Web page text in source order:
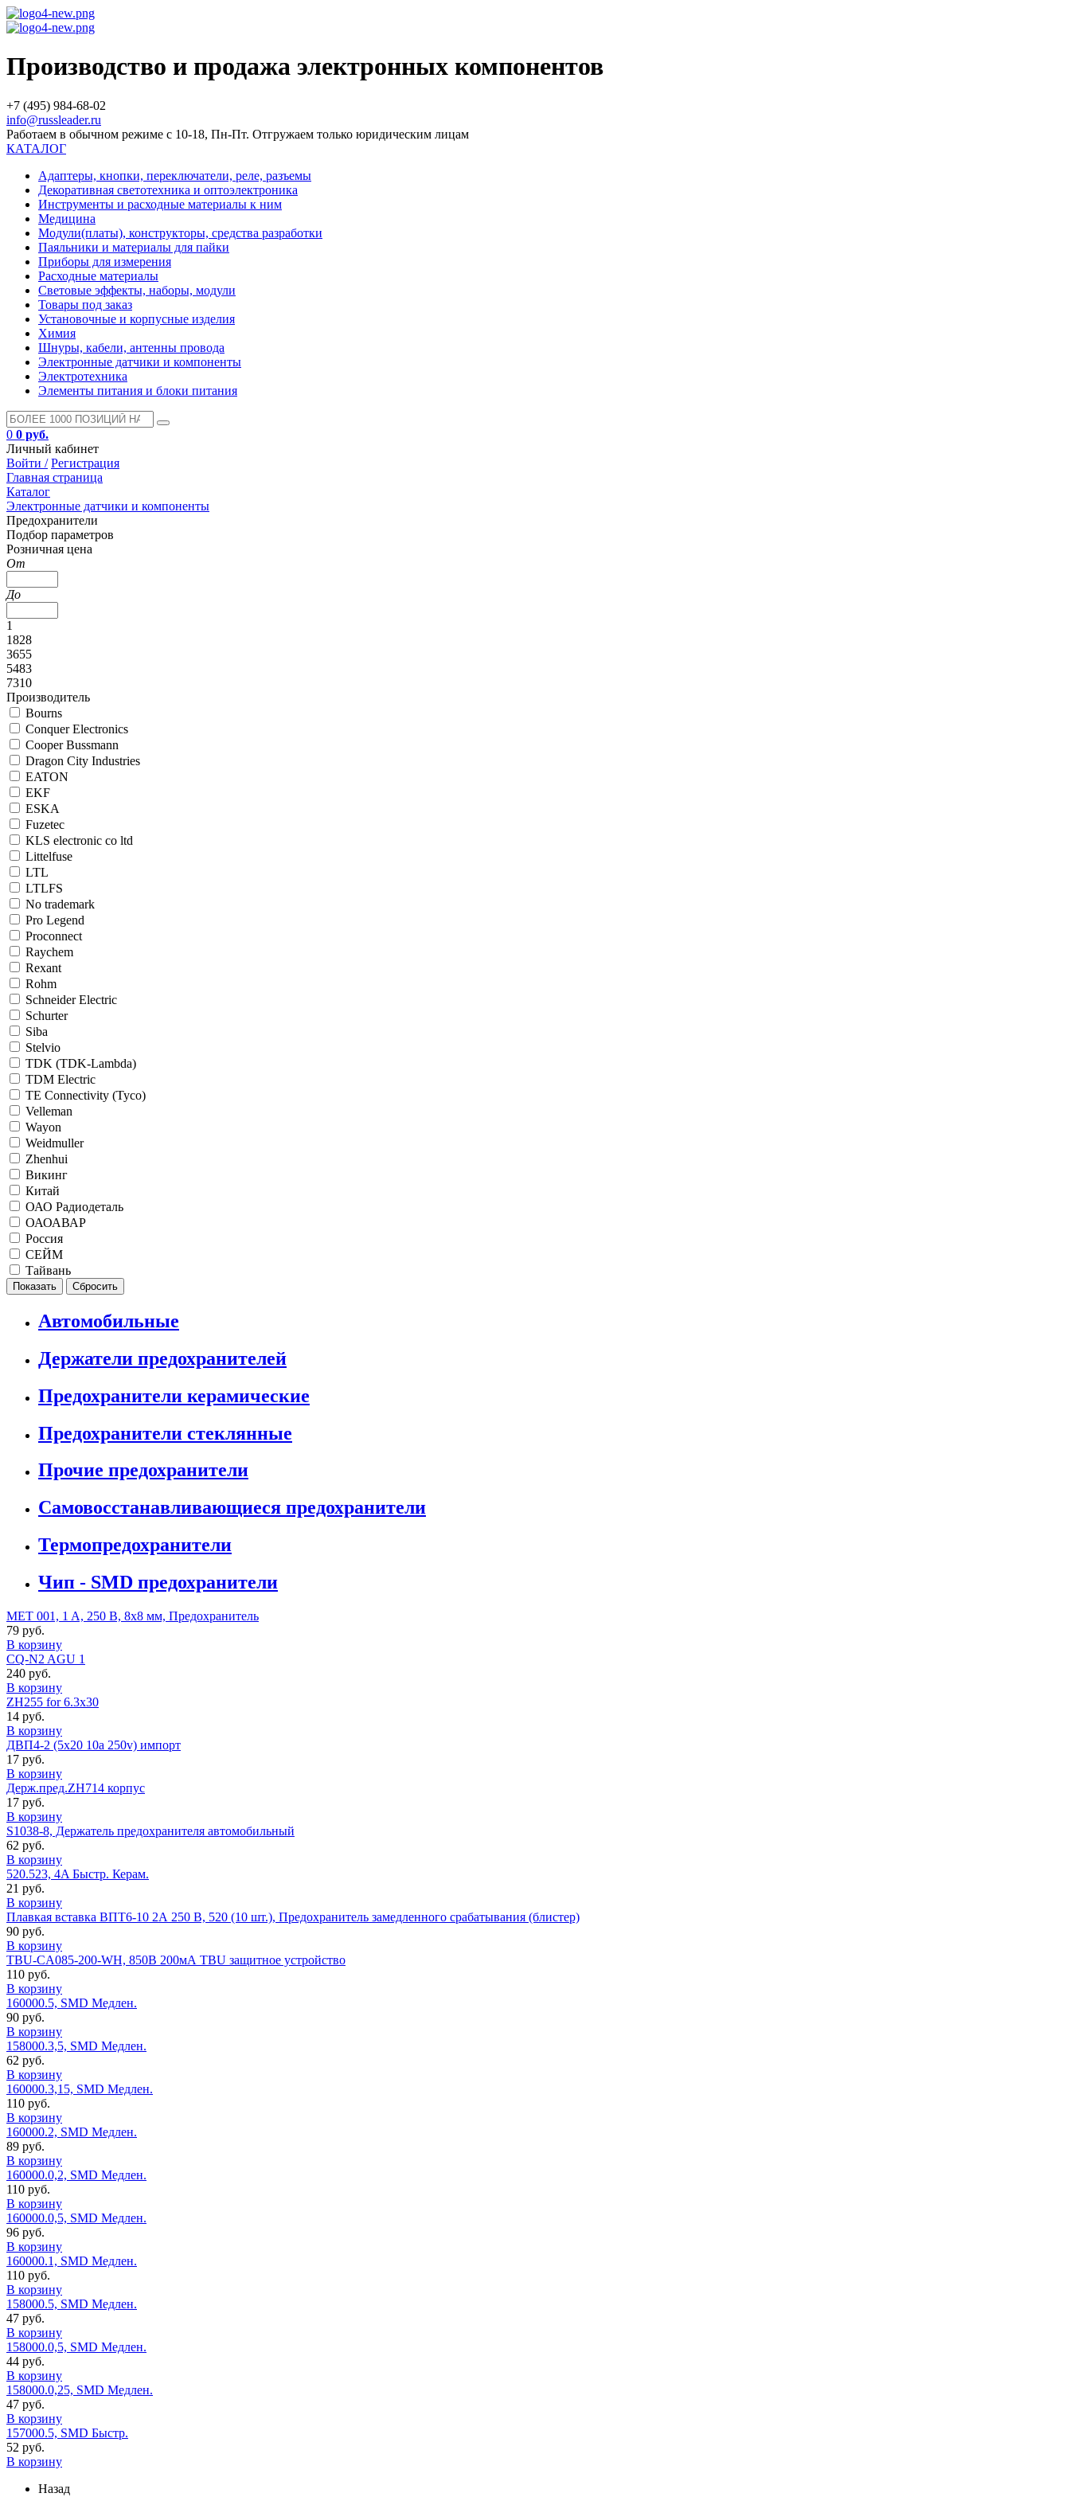
Производство и продажа электронных компонентов
+7 (495) 984-68-02
info@russleader.ru
Работаем в обычном режиме с 10-18, Пн-Пт. Отгружаем только юридическим лицам
КАТАЛОГ
Адаптеры, кнопки, переключатели, реле, разъемы
Декоративная светотехника и оптоэлектроника
Инструменты и расходные материалы к ним
Медицина
Модули(платы), конструкторы, средства разработки
Паяльники и материалы для пайки
Приборы для измерения
Расходные материалы
Световые эффекты, наборы, модули
Товары под заказ
Установочные и корпусные изделия
Химия
Шнуры, кабели, антенны провода
Электронные датчики и компоненты
Электротехника
Элементы питания и блоки питания
0 0 руб.
Личный кабинет
Войти / Регистрация
Главная страница
Каталог
Электронные датчики и компоненты
Предохранители
Подбор параметров
Розничная цена
От
До
1
1828
3655
5483
7310
Производитель
Bourns
Conquer Electronics
Cooper Bussmann
Dragon City Industries
EATON
EKF
ESKA
Fuzetec
KLS electronic co ltd
Littelfuse
LTL
LTLFS
No trademark
Pro Legend
Proconnect
Raychem
Rexant
Rohm
Schneider Electric
Schurter
Siba
Stelvio
TDK (TDK-Lambda)
TDM Electric
TE Connectivity (Tyco)
Velleman
Wayon
Weidmuller
Zhenhui
Викинг
Китай
ОАО Радиодеталь
ОАОАВАР
Россия
СЕЙМ
Тайвань
Автомобильные
Держатели предохранителей
Предохранители керамические
Предохранители стеклянные
Прочие предохранители
Самовосстанавливающиеся предохранители
Термопредохранители
Чип - SMD предохранители
MET 001, 1 A, 250 В, 8х8 мм, Предохранитель
79 руб.
В корзину
CQ-N2 AGU 1
240 руб.
В корзину
ZH255 for 6.3х30
14 руб.
В корзину
ДВП4-2 (5x20 10a 250v) импорт
17 руб.
В корзину
Держ.пред.ZH714 корпус
17 руб.
В корзину
S1038-8, Держатель предохранителя автомобильный
62 руб.
В корзину
520.523, 4A Быстр. Керам.
21 руб.
В корзину
Плавкая вставка ВПТ6-10 2А 250 В, 520 (10 шт.), Предохранитель замедленного срабатывания (блистер)
90 руб.
В корзину
TBU-CA085-200-WH, 850В 200мА TBU защитное устройство
110 руб.
В корзину
160000.5, SMD Медлен.
90 руб.
В корзину
158000.3,5, SMD Медлен.
62 руб.
В корзину
160000.3,15, SMD Медлен.
110 руб.
В корзину
160000.2, SMD Медлен.
89 руб.
В корзину
160000.0,2, SMD Медлен.
110 руб.
В корзину
160000.0,5, SMD Медлен.
96 руб.
В корзину
160000.1, SMD Медлен.
110 руб.
В корзину
158000.5, SMD Медлен.
47 руб.
В корзину
158000.0,5, SMD Медлен.
44 руб.
В корзину
158000.0,25, SMD Медлен.
47 руб.
В корзину
157000.5, SMD Быстр.
52 руб.
В корзину
Назад